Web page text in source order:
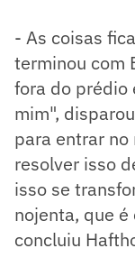
- As coisas
terminou com
fora do prédio
mim",
para entrar
resolver isso
isso se
nojenta, que
concluiu